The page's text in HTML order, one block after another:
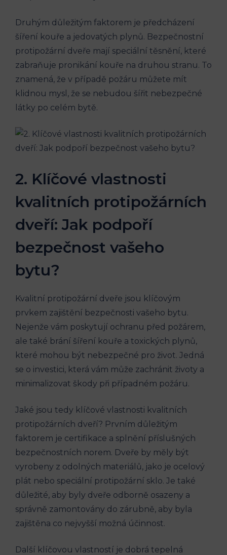
Druhým důležitým faktorem je předcházení
šíření kouře a jedovatých plynů. Bezpečnostní
protipožární dveře mají speciální těsnění, které
zabraňuje pronikání kouře na druhou stranu. To
znamená, že v případě požáru můžete mít
klidnou mysl, že se nebudou šířit nebezpečné
látky po celém bytě.
2. Klíčové vlastnosti
kvalitních protipožárních
dveří: Jak podpoří
bezpečnost vašeho
bytu?
Kvalitní protipožární dveře jsou klíčovým
prvkem zajištění bezpečnosti vašeho bytu.
Nejenže vám poskytují ochranu před požárem,
ale také brání šíření kouře a toxických plynů,
které mohou být nebezpečné pro život. Jedná
se o investici, která vám může zachránit životy a
minimalizovat škody při případném požáru.
Jaké jsou tedy klíčové vlastnosti kvalitních
protipožárních dveří? Prvním důležitým
faktorem je certifikace a splnění příslušných
bezpečnostních norem. Dveře by měly být
vyrobeny z odolných materiálů, jako je ocelový
plát nebo speciální protipožární sklo. Je také
důležité, aby byly dveře odborně osazeny a
správně zamontovány do zárubně, aby byla
zajištěna co nejvyšší možná účinnost.
Další klíčovou vlastností je dobrá tepelná